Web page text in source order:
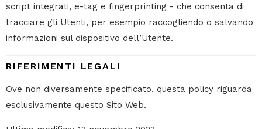
script integrati, e-tag e fingerprinting - che consenta di
tracciare gli Utenti, per esempio raccogliendo o salvando
informazioni sul dispositivo dell’Utente.
RIFERIMENTI LEGALI
Ove non diversamente specificato, questa policy riguarda
esclusivamente questo Sito Web.